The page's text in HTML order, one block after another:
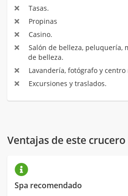
Tasas.
Propinas
Casino.
Salón de belleza, peluquería,
de belleza.
Lavandería, fotógrafo y centro
Excursiones y traslados.
Ventajas de este crucero
Spa recomendado